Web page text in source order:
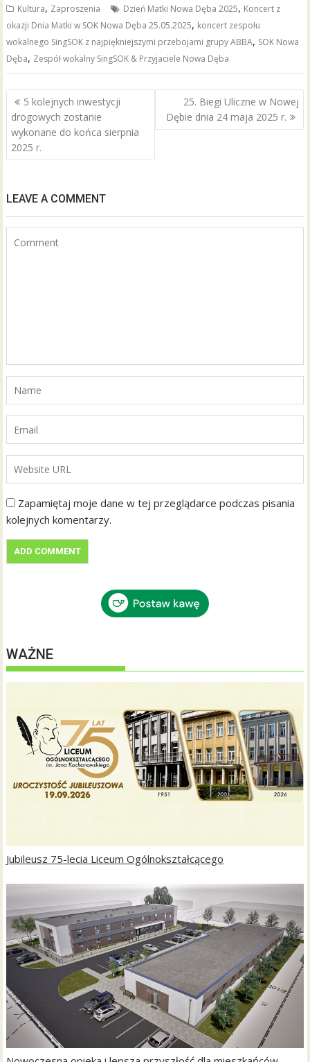
e
b
o
o
k
itt
er
ai
l
ar
e
Kultura, Zaproszenia Dzień Matki Nowa Dęba 2025, Koncert z
okazji Dnia Matki w SOK Nowa Dęba 25.05.2025, koncert zespołu
wokalnego SingSOK z najpiękniejszymi przebojami grupy ABBA, SOK Nowa
Dęba, Zespół wokalny SingSOK & Przyjaciele Nowa Dęba
Nawigacja
wpisu
5 kolejnych inwestycji
drogowych zostanie
wykonane do końca sierpnia
2025 r.
25. Biegi Uliczne w Nowej
Dębie dnia 24 maja 2025 r.
LEAVE A COMMENT
Zapamiętaj moje dane w tej przeglądarce podczas pisania
kolejnych komentarzy.
WAŻNE
Jubileusz 75-lecia Liceum Ogólnokształcącego